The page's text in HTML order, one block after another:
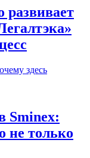
Sminex:
не только